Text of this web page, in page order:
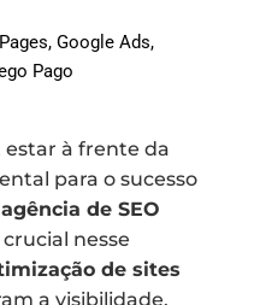
, Google Ads,
Pago
estar à frente da
para o sucesso
agência de SEO
nesse
de sites
a visibilidade,